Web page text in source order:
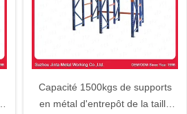
Capacité 1500kgs de supports
en métal d'entrepôt de la taille